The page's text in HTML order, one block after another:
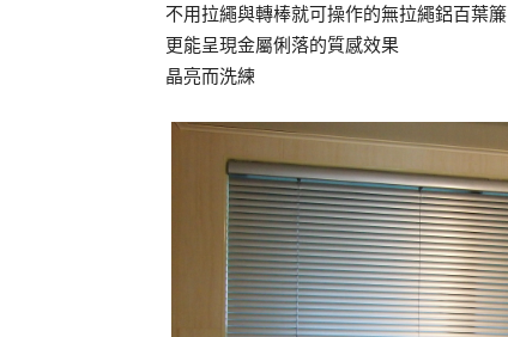
不用拉繩與轉棒就可操作的無拉繩鋁百葉簾
更能呈現金屬俐落的質感效果
晶亮而洗練